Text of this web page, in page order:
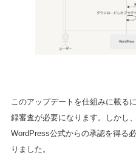
このアップデートを仕組みに載る
録審査が必要になります。しかし
WordPress公式からの承認を得る
りました。